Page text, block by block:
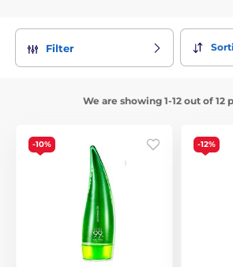
Filter
We are showing 1-12 out of 12
-10% -12%